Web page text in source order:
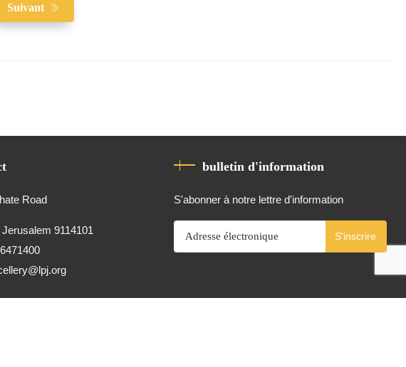
Suivant
Road
9114101
bulletin d'information
S'abonner à notre lettre d'information
S'inscrire